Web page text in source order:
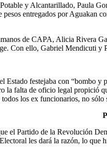
y Alcantarillado, Paula
entregados por Aguakan
de CAPA, Alicia Rivera
Con ello, Gabriel Mendicuti y
Estado festejaba con “bombo
falta de oficio legal propició
los ex funcionarios, no
el Partido de la Revolución
les dará la razón, lo